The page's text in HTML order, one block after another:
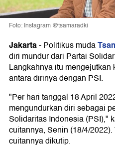
Foto: Instagram @tsamaradki
Jakarta-Politikus muda
diri mundur dari Partai
Langkahnya itu
antara dirinya dengan PSI.
"Per hari tanggal 18 April
mengundurkan diri sebagai
Solidaritas Indonesia (PSI),"
cuitannya, Senin (18/4/
cuitannya dikutip.